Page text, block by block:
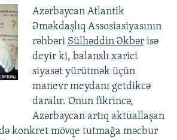
Azərbaycan Atlantik
Əməkdaşlıq Assosiasiyasının
rəhbəri Sülhəddin Əkbərisə
deyir ki, balanslı xarici
siyasət yürütmək üçün
manevr meydanı getdikcə
daralır. Onun fikrincə,
Azərbaycan artıq aktuallaşan
konkret mövqe tutmağa məcbur